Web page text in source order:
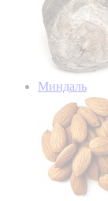
Миндаль